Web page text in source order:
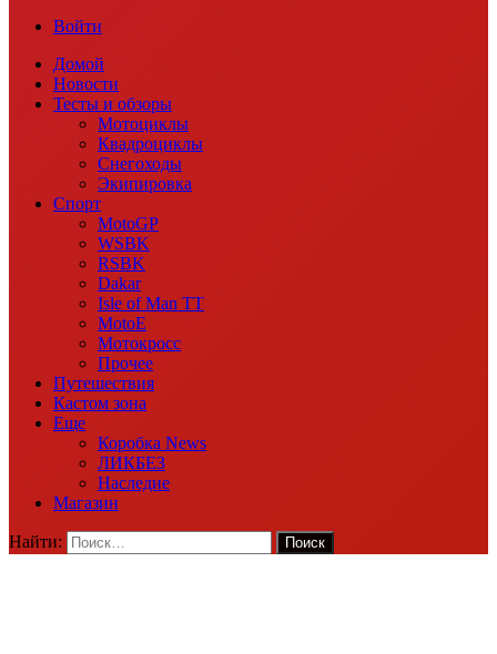
Войти
Домой
Новости
Тесты и обзоры
Мотоциклы
Квадроциклы
Снегоходы
Экипировка
Спорт
MotoGP
WSBK
RSBK
Dakar
Isle of Man TT
MotoE
Мотокросс
Прочее
Путешествия
Кастом зона
Еще
Коробка News
ЛИКБЕЗ
Наследие
Магазин
Найти: